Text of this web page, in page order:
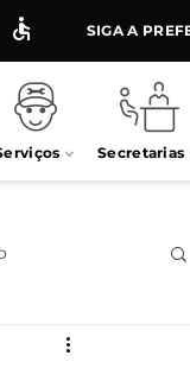
SIGA A
Secretarias